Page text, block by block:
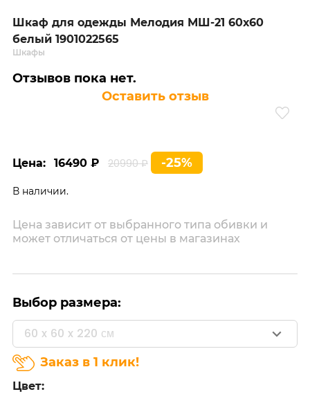
Шкаф для одежды Мелодия МШ-21 60х60
белый 1901022565
Шкафы
Отзывов пока нет.
Оставить отзыв
Цена: 16490 ₽ 20990 ₽ -25%
В наличии.
Цена зависит от выбранного типа обивки и
может отличаться от цены в магазинах
Выбор размера:
60 x 60 x 220 см
Заказ в 1 клик!
Цвет: